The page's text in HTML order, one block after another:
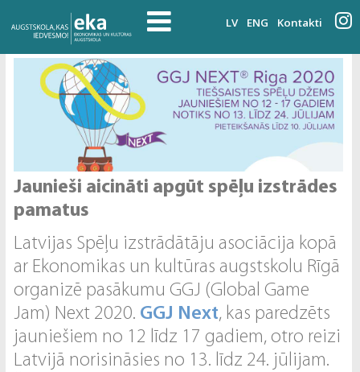
LV ENG Kontakti
Jaunieši aicināti apgūt spēļu izstrādes
pamatus
Latvijas Spēļu izstrādātāju asociācija kopā
ar Ekonomikas un kultūras augstskolu Rīgā
organizē pasākumu GGJ (Global Game
Jam) Next 2020. GGJ Next, kas paredzēts
jauniešiem no 12 līdz 17 gadiem, otro reizi
Latvijā norisināsies no 13. līdz 24. jūlijam.